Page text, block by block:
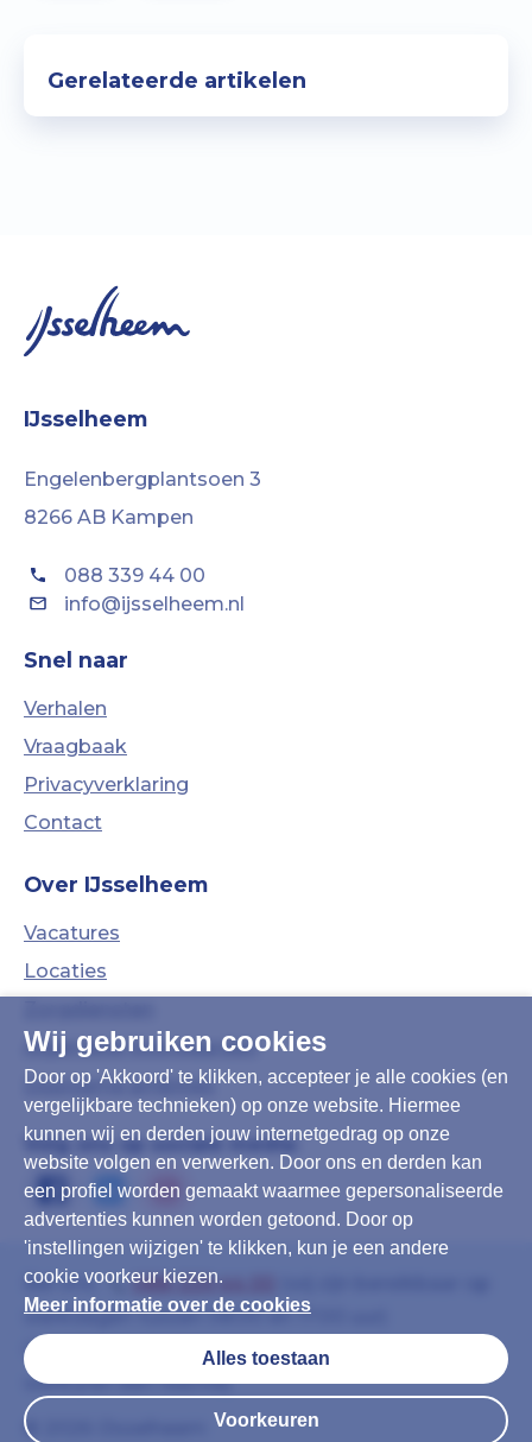
Gerelateerde artikelen
IJsselheem
Engelenbergplantsoen 3
8266 AB Kampen
088 339 44 00
info@ijsselheem.nl
Snel naar
Verhalen
Vraagbaak
Privacyverklaring
Contact
Over IJsselheem
Vacatures
Locaties
Algemene Voorwaarden
Duurzame ambities
Volg ons op sociale media:
Bel ons: 088-339 44 00
werkdagen tussen 08:00 en 17:00 uur)
Of mail:
info@ijsselheem.nl(u krijgt binnen 8
werkuren een reactie)
© 2026 IJsselheem
Wij gebruiken cookies
Door op 'Akkoord' te klikken, accepteer je alle cookies (en
vergelijkbare technieken) op onze website. Hiermee
kunnen wij en derden jouw internetgedrag op onze
website volgen en verwerken. Door ons en derden kan
een profiel worden gemaakt waarmee gepersonaliseerde
advertenties kunnen worden getoond. Door op
'instellingen wijzigen' te klikken, kun je een andere
cookie voorkeur kiezen.
Meer informatie over de cookies
Alles toestaan
Voorkeuren